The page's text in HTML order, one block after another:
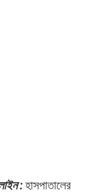
:হাসপাতালের